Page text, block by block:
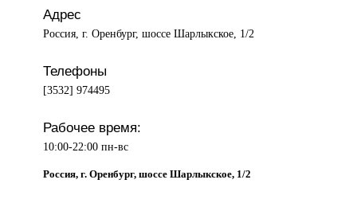
Адрес
Россия, г. Оренбург, шоссе Шарлыкское, 1/2
Телефоны
[3532] 974495
Рабочее время:
10:00-22:00 пн-вс
Россия, г. Оренбург, шоссе Шарлыкское, 1/2